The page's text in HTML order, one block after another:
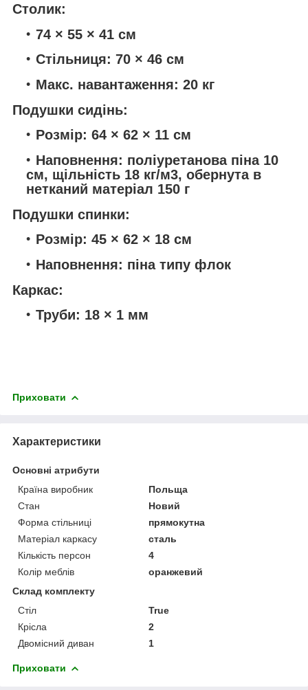
Столик:
74 × 55 × 41 см
Стільниця: 70 × 46 см
Макс. навантаження: 20 кг
Подушки сидінь:
Розмір: 64 × 62 × 11 см
Наповнення: поліуретанова піна 10
см, щільність 18 кг/м3, обернута в
нетканий матеріал 150 г
Подушки спинки:
Розмір: 45 × 62 × 18 см
Наповнення: піна типу флок
Каркас:
Труби: 18 × 1 мм
Приховати
Характеристики
Основні атрибути
Країна виробник
Польща
Стан
Новий
Форма стільниці
прямокутна
Матеріал каркасу
сталь
Кількість персон
4
Колір меблів
оранжевий
Склад комплекту
Стіл
True
Крісла
2
Двомісний диван
1
Приховати